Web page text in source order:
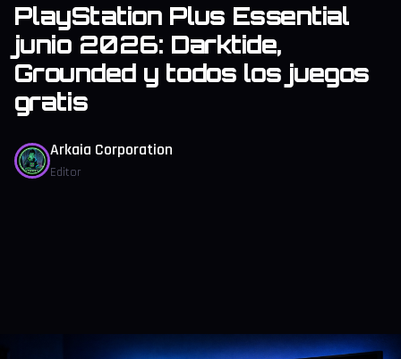
PlayStation Plus Essential
junio 2026: Darktide,
Grounded y todos los juegos
gratis
Arkaia Corporation
Editor